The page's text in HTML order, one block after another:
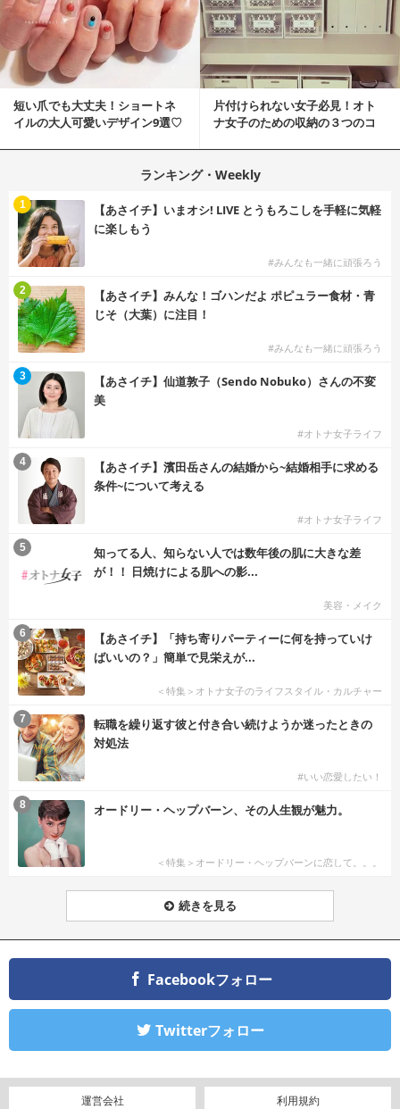
短い爪でも大丈夫！ショートネ
イルの大人可愛いデザイン9選♡
片付けられない女子必見！オト
ナ女子のための収納の３つのコ
ランキング・Weekly
【あさイチ】いまオシ! LIVE とうもろこしを手軽に気軽
に楽しもう
#みんなも一緒に頑張ろう
1
【あさイチ】みんな！ゴハンだよ ポピュラー食材・青
じそ（大葉）に注目！
#みんなも一緒に頑張ろう
2
【あさイチ】仙道敦子（Sendo Nobuko）さんの不変
美
#オトナ女子ライフ
3
【あさイチ】濱田岳さんの結婚から~結婚相手に求める
条件~について考える
#オトナ女子ライフ
4
知ってる人、知らない人では数年後の肌に大きな差
が！！ 日焼けによる肌への影...
美容・メイク
5
【あさイチ】「持ち寄りパーティーに何を持っていけ
ばいいの？」簡単で見栄えが...
＜特集＞オトナ女子のライフスタイル・カルチャー
6
転職を繰り返す彼と付き合い続けようか迷ったときの
対処法
#いい恋愛したい！
7
オードリー・ヘップバーン、その人生観が魅力。
＜特集＞オードリー・ヘップバーンに恋して。。。
8
続きを見る
Facebookフォロー
Twitterフォロー
運営会社 利用規約